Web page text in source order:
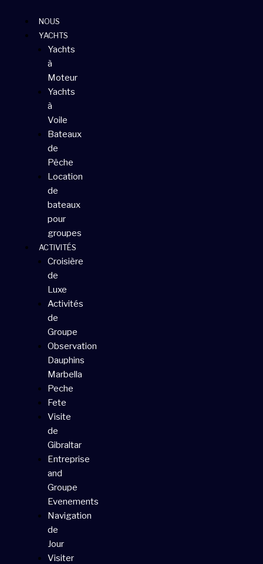
contenu
NOUS
YACHTS
Yachts
à
Moteur
Yachts
à
Voile
Bateaux
de
Pêche
Location
de
bateaux
pour
groupes
ACTIVITÉS
Croisière
de
Luxe
Activités
de
Groupe
Observation
Dauphins
Marbella
Peche
Fete
Visite
de
Gibraltar
Entreprise
and
Groupe
Evenements
Navigation
de
Jour
Visiter